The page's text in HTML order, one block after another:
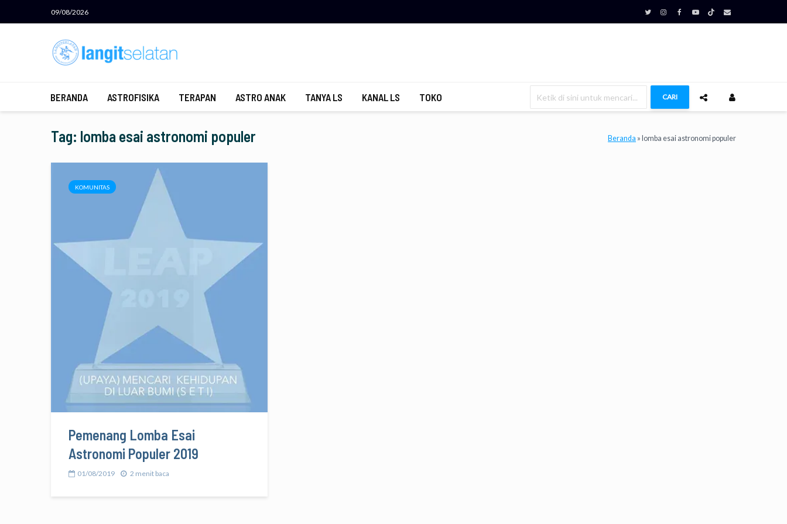
09/08/2026
BERANDA ASTROFISIKA TERAPAN ASTRO ANAK TANYA LS KANAL LS TOKO CARI
Tag: lomba esai astronomi populer Beranda » lomba esai astronomi populer
KOMUNITAS
Pemenang Lomba Esai
Astronomi Populer 2019
01/08/2019 2 menit baca